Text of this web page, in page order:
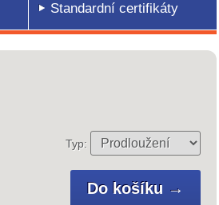
Standardní certifikáty
Typ: